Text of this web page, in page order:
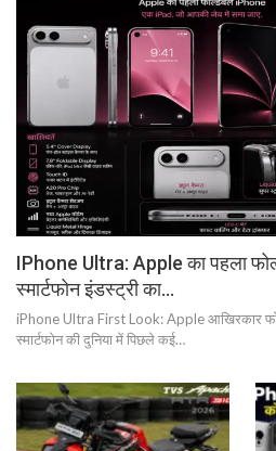
IPhone Ultra: Apple का पहला
स्मार्टफोन इंडस्ट्री का…
iPhone Ultra First Look: Apple आखिरकार
स्मार्टफोन की दुनिया में पिछले कई…